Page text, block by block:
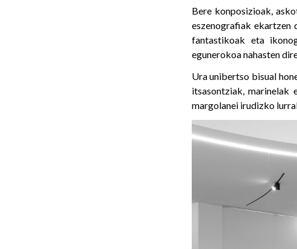
Bere konposizioak,
eszenografiak ekartzen
fantastikoak eta
egunerokoa nahasten
Ura unibertso bisual
itsasontziak, marinelak
margolanei irudizko